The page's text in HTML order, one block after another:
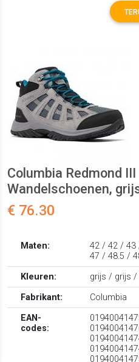
Columbia Redmond
Wandelschoenen,
€ 76.30
Maten:
42 / 42 / 43
47 / 48.5 /
Kleuren:
grijs / grijs /
Fabrikant:
Columbia
EAN-
codes: